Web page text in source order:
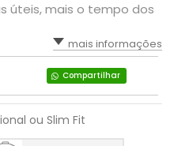
úteis, mais o tempo dos
mais informações
Compartilhar
ou Slim Fit